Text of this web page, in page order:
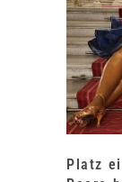
Platz